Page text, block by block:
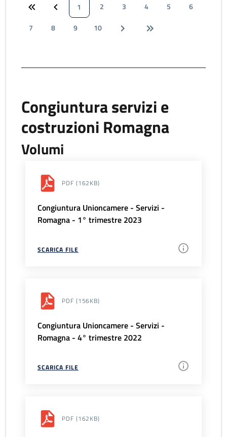
1 2 3 4 5
6
7
8 9 10
Congiuntura servizi e
costruzioni Romagna
Volumi
PDF (162KB)
Congiuntura Unioncamere - Servizi -
Romagna - 1° trimestre 2023
SCARICA FILE
PDF (156KB)
Congiuntura Unioncamere - Servizi -
Romagna - 4° trimestre 2022
SCARICA FILE
PDF (162KB)